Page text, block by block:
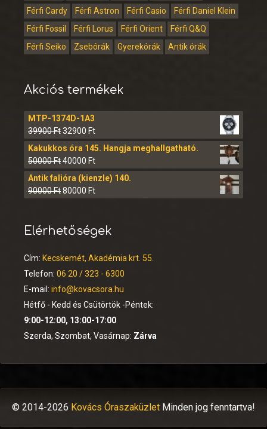
Férfi Cardy
Férfi Astron Férfi Casio
Férfi Daniel Klein
Férfi Fossil
Férfi Lorus Férfi Orient
Férfi Q&Q
Férfi Seiko
Zsebórák Gyerekórák Antik órák
Akciós termékek
MTP-1374D-1A3
39900Ft32900 Ft
Kakukkos óra 145. Hangja meghallgatható.
50000Ft40000 Ft
Antik falióra (kienzle) 140.
90000Ft80000 Ft
Elérhetőségek
Cím: Kecskemét, Akadémia krt. 55.
Telefon: 06 20 / 323 - 6300
E-mail: info@kovacsora.hu
Hétfő - Kedd és Csütörtök -Péntek:
9:00-12:00, 13:00-17:00
Szerda, Szombat, Vasárnap: Zárva
© 2014-2026 Kovács Óraszaküzlet Minden jog fenntartva!